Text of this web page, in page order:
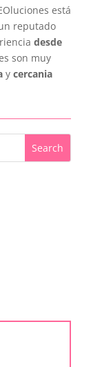
está
reputado
desde
son muy
y cercania